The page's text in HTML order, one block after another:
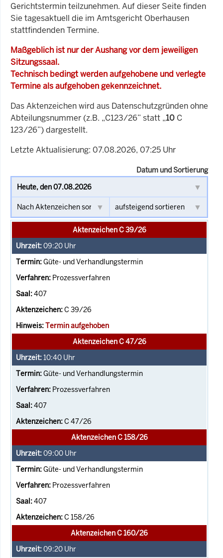
Gerichtstermin teilzunehmen. Auf dieser Seite finden
Sie tagesaktuell die im Amtsgericht Oberhausen
stattfindenden Termine.
Maßgeblich ist nur der Aushang vor dem jeweiligen
Sitzungssaal.
Technisch bedingt werden aufgehobene und verlegte
Termine als aufgehoben gekennzeichnet.
Das Aktenzeichen wird aus Datenschutzgründen ohne
Abteilungsnummer (z.B. „C123/26” statt „10 C
123/26”) dargestellt.
Letzte Aktualisierung: 07.08.2026, 07:25 Uhr
Datum und Sortierung
Aktenzeichen C 39/26
09:20 Uhr
Güte- und Verhandlungstermin
Prozessverfahren
407
C 39/26
Termin aufgehoben
Aktenzeichen C 47/26
10:40 Uhr
Güte- und Verhandlungstermin
Prozessverfahren
407
C 47/26
Aktenzeichen C 158/26
09:00 Uhr
Güte- und Verhandlungstermin
Prozessverfahren
407
C 158/26
Aktenzeichen C 160/26
09:20 Uhr